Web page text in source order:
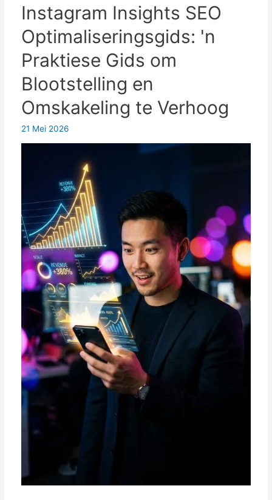
Hoëdefinisie-
verlieslose
kompressie
vir
YouTube
en
(kopieer
hierdie
benadering
Instagram Insights SEO
Optimaliseringsgids: 'n
Praktiese Gids om
Blootstelling en
Omskakeling te Verhoog
21 Mei 2026